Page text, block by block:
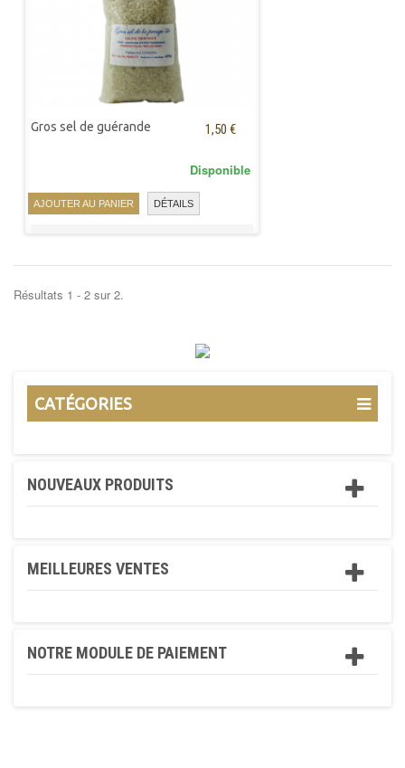
Gros sel de guérande 1,50 €
AJOUTER AU PANIER DÉTAILS
Disponible
Résultats 1 - 2 sur 2.
CATÉGORIES
NOUVEAUX PRODUITS
MEILLEURES VENTES
NOTRE MODULE DE PAIEMENT